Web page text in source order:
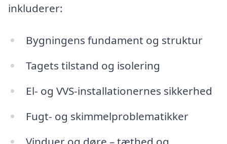
inkluderer:
Bygningens fundament og struktur
Tagets tilstand og isolering
El- og VVS-installationernes sikkerhed
Fugt- og skimmelproblematikker